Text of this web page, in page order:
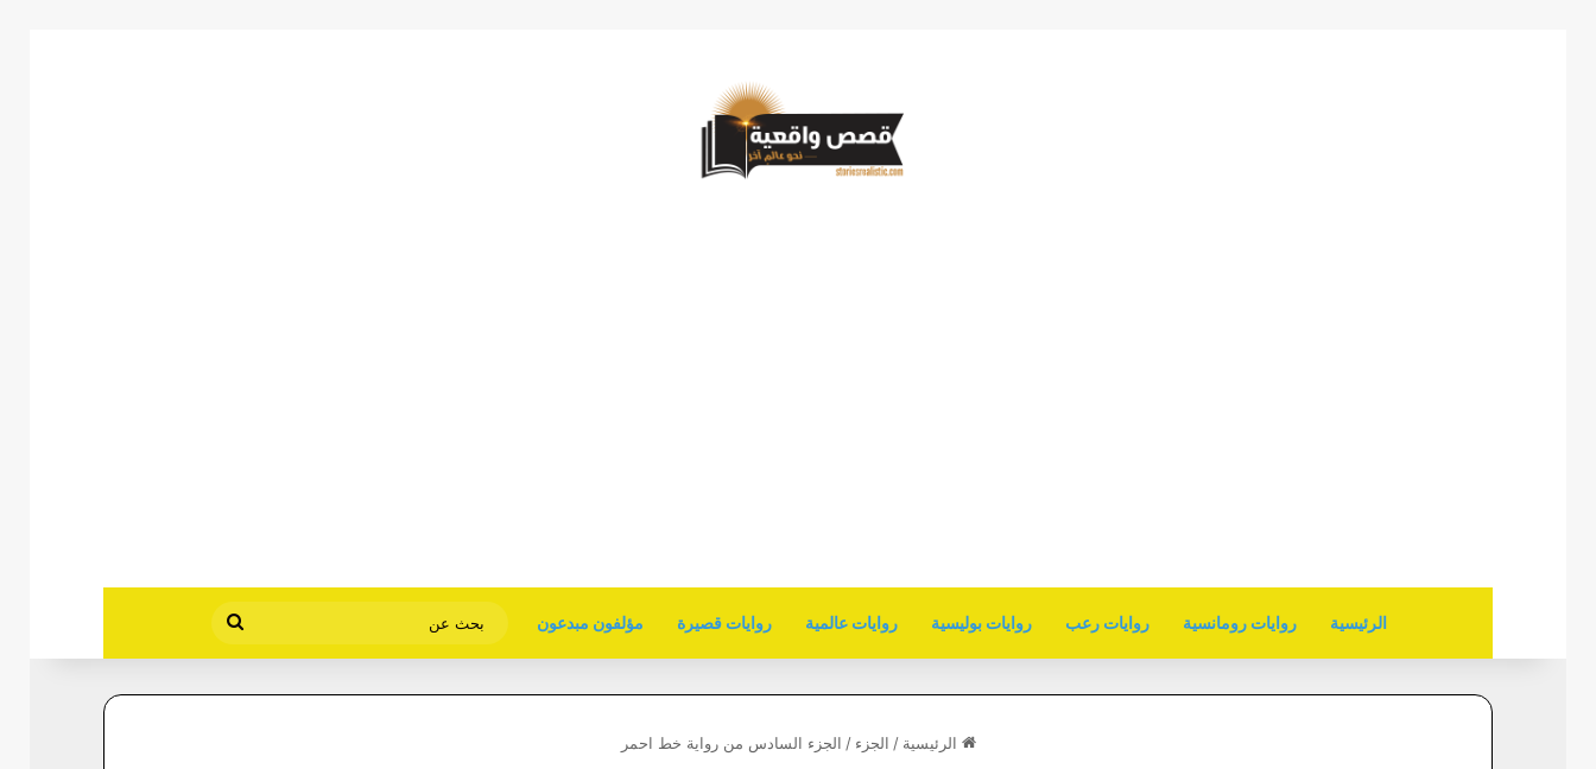
الرئيسية روايات رومانسية روايات رعب روايات بوليسية روايات عالمية روايات قصيرة مؤلفون مبدعون
عن
الرئيسية / الجزء / الجزء السادس من رواية خط احمر